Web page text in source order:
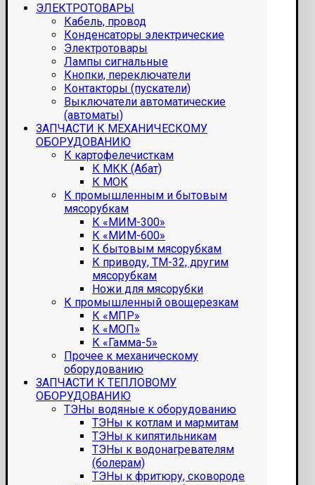
ЭЛЕКТРОТОВАРЫ
Кабель, провод
Конденсаторы электрические
Электротовары
Лампы сигнальные
Кнопки, переключатели
Контакторы (пускатели)
Выключатели автоматические
(автоматы)
ЗАПЧАСТИ К МЕХАНИЧЕСКОМУ
ОБОРУДОВАНИЮ
К картофелечисткам
К МКК (Абат)
К МОК
К промышленным и бытовым
мясорубкам
К «МИМ-300»
К «МИМ-600»
К бытовым мясорубкам
К приводу, ТМ-32, другим
мясорубкам
Ножи для мясорубки
К промышленный овощерезкам
К «МПР»
К «МОП»
К «Гамма-5»
Прочее к механическому
оборудованию
ЗАПЧАСТИ К ТЕПЛОВОМУ
ОБОРУДОВАНИЮ
ТЭНы водяные к оборудованию
ТЭНы к котлам и мармитам
ТЭНы к кипятильникам
ТЭНы к водонагревателям
(болерам)
ТЭНы к фритюру, сковороде